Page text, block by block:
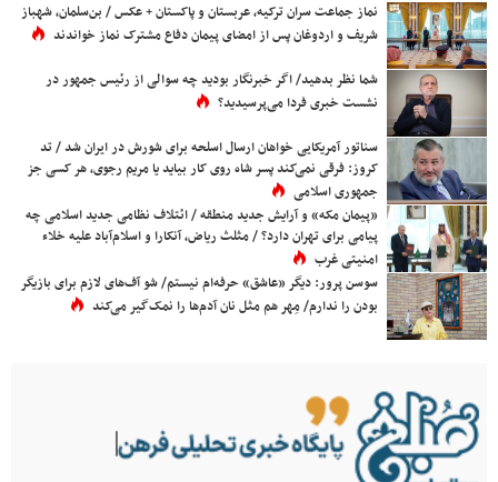
نماز جماعت سران ترکیه، عربستان و پاکستان + عکس / بن‌سلمان، شهباز
شریف و اردوغان پس از امضای پیمان دفاع مشترک نماز خواندند
شما نظر بدهید/ اگر خبرنگار بودید چه سوالی از رئیس جمهور در
نشست خبری فردا می‌پرسیدید؟
سناتور آمریکایی خواهان ارسال اسلحه برای شورش در ایران شد / تد
کروز: فرقی نمی‌کند پسر شاه روی کار بیاید یا مریم رجوی، هر کسی جز
جمهوری اسلامی
«پیمان مکه» و آرایش جدید منطقه / ائتلاف نظامی جدید اسلامی چه
پیامی برای تهران دارد؟ / مثلث ریاض، آنکارا و اسلام‌آباد علیه خلاء
امنیتی غرب
سوسن پرور: دیگر «عاشق» حرفه‌ام نیستم/ شو آف‌های لازم برای بازیگر
بودن را ندارم/ مِهر هم مثل نان آدم‌ها را نمک‌گیر می‌کند